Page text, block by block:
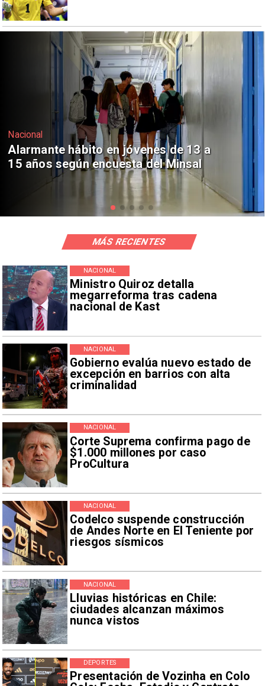
Regiones
Aprueban creación del Parque
Sebastián Piñera con inversión de $4
mil millones
Ministro Quiroz detalla
megarreforma tras cadena
nacional de Kast
NACIONAL
Gobierno evalúa nuevo estado de
excepción en barrios con alta
criminalidad
NACIONAL
Corte Suprema confirma pago de
$1.000 millones por caso
ProCultura
NACIONAL
Codelco suspende construcción
de Andes Norte en El Teniente por
riesgos sísmicos
NACIONAL
Lluvias históricas en Chile:
ciudades alcanzan máximos
nunca vistos
NACIONAL
Presentación de Vozinha en Colo
DEPORTES
MÁS RECIENTES